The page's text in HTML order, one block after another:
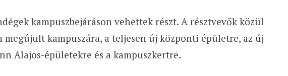
kampuszbejáráson vehettek részt. A résztvevők közül
megújult kampuszára, a teljesen új központi épületre, az új
Alajos-épületekre és a kampuszkertre.